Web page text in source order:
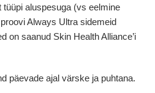
tüüpi aluspesuga (vs eelmine
Always Ultra sidemeid
on saanud Skin Health Alliance’i
päevade ajal värske ja puhtana.